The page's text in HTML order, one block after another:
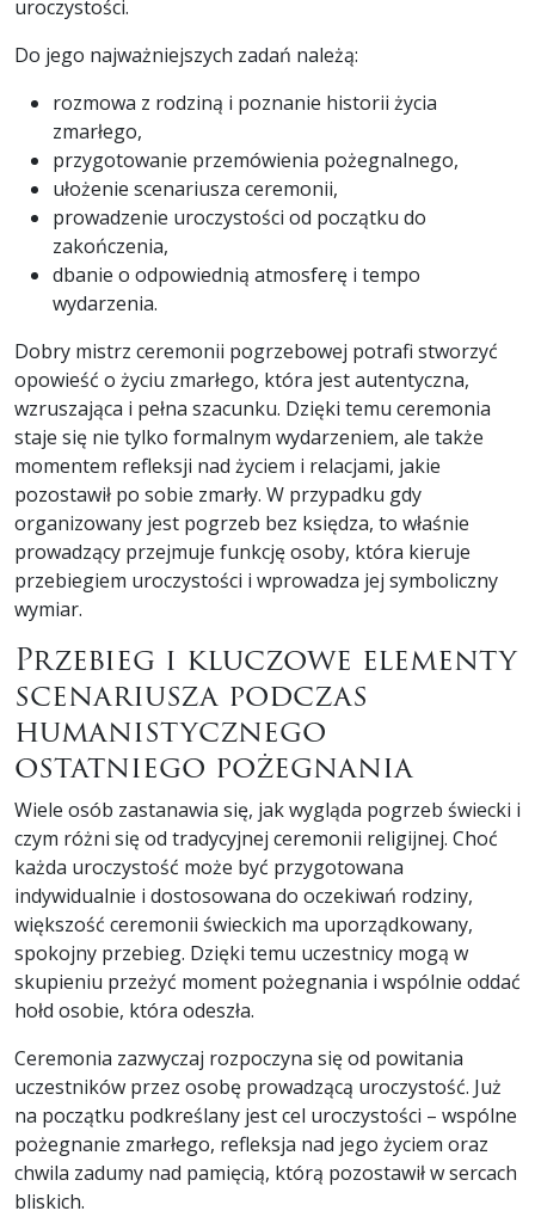
uroczystości.
Do jego najważniejszych zadań należą:
rozmowa z rodziną i poznanie historii życia
zmarłego,
przygotowanie przemówienia pożegnalnego,
ułożenie scenariusza ceremonii,
prowadzenie uroczystości od początku do
zakończenia,
dbanie o odpowiednią atmosferę i tempo
wydarzenia.
Dobry mistrz ceremonii pogrzebowej potrafi stworzyć
opowieść o życiu zmarłego, która jest autentyczna,
wzruszająca i pełna szacunku. Dzięki temu ceremonia
staje się nie tylko formalnym wydarzeniem, ale także
momentem refleksji nad życiem i relacjami, jakie
pozostawił po sobie zmarły. W przypadku gdy
organizowany jest pogrzeb bez księdza, to właśnie
prowadzący przejmuje funkcję osoby, która kieruje
przebiegiem uroczystości i wprowadza jej symboliczny
wymiar.
Przebieg i kluczowe elementy
scenariusza podczas
humanistycznego
ostatniego pożegnania
Wiele osób zastanawia się, jak wygląda pogrzeb świecki i
czym różni się od tradycyjnej ceremonii religijnej. Choć
każda uroczystość może być przygotowana
indywidualnie i dostosowana do oczekiwań rodziny,
większość ceremonii świeckich ma uporządkowany,
spokojny przebieg. Dzięki temu uczestnicy mogą w
skupieniu przeżyć moment pożegnania i wspólnie oddać
hołd osobie, która odeszła.
Ceremonia zazwyczaj rozpoczyna się od powitania
uczestników przez osobę prowadzącą uroczystość. Już
na początku podkreślany jest cel uroczystości – wspólne
pożegnanie zmarłego, refleksja nad jego życiem oraz
chwila zadumy nad pamięcią, którą pozostawił w sercach
bliskich.